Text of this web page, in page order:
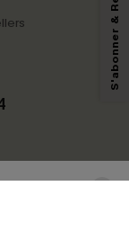
ainsi que des
à notre
Politique de
moment.